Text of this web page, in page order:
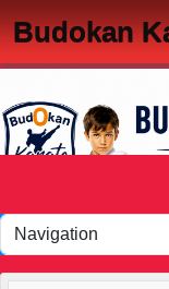
Budokan